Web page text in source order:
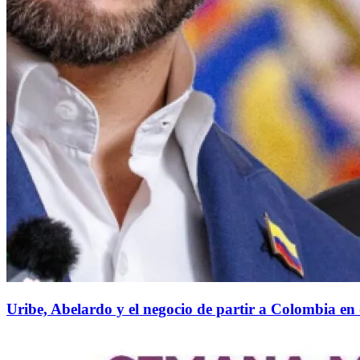
Uribe, Abelardo y el negocio de partir a Colombia en